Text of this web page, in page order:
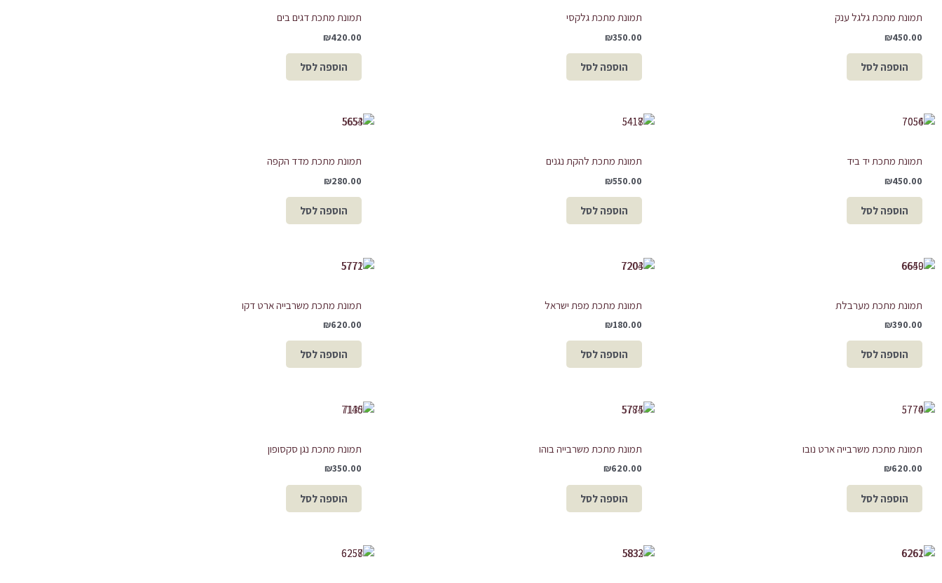
תמונת מתכת גלגל ענק
₪450.00
הוספה לסל
תמונת מתכת גלקסי
₪350.00
הוספה לסל
תמונת מתכת דגים בים
₪420.00
הוספה לסל
תמונת מתכת יד ביד
₪450.00
הוספה לסל
תמונת מתכת להקת נגנים
₪550.00
הוספה לסל
תמונת מתכת מדד הקפה
₪280.00
הוספה לסל
תמונת מתכת מערבלת
₪390.00
הוספה לסל
תמונת מתכת מפת ישראל
₪180.00
הוספה לסל
תמונת מתכת משרבייה ארט דקו
₪620.00
הוספה לסל
תמונת מתכת משרבייה ארט נובו
₪620.00
הוספה לסל
תמונת מתכת משרבייה בוהו
₪620.00
הוספה לסל
תמונת מתכת נגן סקסופון
₪350.00
הוספה לסל